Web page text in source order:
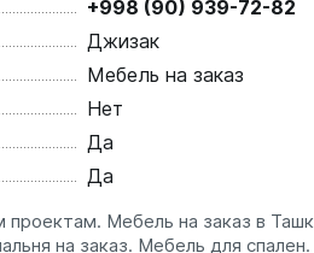
+998 (90) 939-72-82
Джизак
Мебель на заказ
Нет
Да
Да
Мебель на заказ в
на заказ. Мебель для